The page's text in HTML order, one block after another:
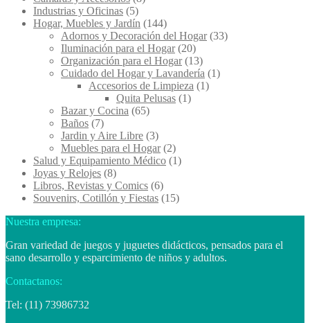
Industrias y Oficinas (5)
Hogar, Muebles y Jardín (144)
Adornos y Decoración del Hogar (33)
Iluminación para el Hogar (20)
Organización para el Hogar (13)
Cuidado del Hogar y Lavandería (1)
Accesorios de Limpieza (1)
Quita Pelusas (1)
Bazar y Cocina (65)
Baños (7)
Jardin y Aire Libre (3)
Muebles para el Hogar (2)
Salud y Equipamiento Médico (1)
Joyas y Relojes (8)
Libros, Revistas y Comics (6)
Souvenirs, Cotillón y Fiestas (15)
Nuestra empresa:
Gran variedad de juegos y juguetes didácticos, pensados para el
sano desarrollo y esparcimiento de niños y adultos.
Contactanos:
Tel: (11) 73986732